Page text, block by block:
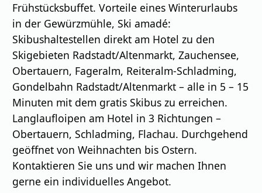
Frühstücksbuffet. Vorteile eines Winterurlaubs
in der Gewürzmühle, Ski amadé:
Skibushaltestellen direkt am Hotel zu den
Skigebieten Radstadt/Altenmarkt, Zauchensee,
Obertauern, Fageralm, Reiteralm-Schladming,
Gondelbahn Radstadt/Altenmarkt – alle in 5 – 15
Minuten mit dem gratis Skibus zu erreichen.
Langlaufloipen am Hotel in 3 Richtungen –
Obertauern, Schladming, Flachau. Durchgehend
geöffnet von Weihnachten bis Ostern.
Kontaktieren Sie uns und wir machen Ihnen
gerne ein individuelles Angebot.